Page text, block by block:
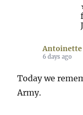
Antoinette
6 days ago
Today we
Army.